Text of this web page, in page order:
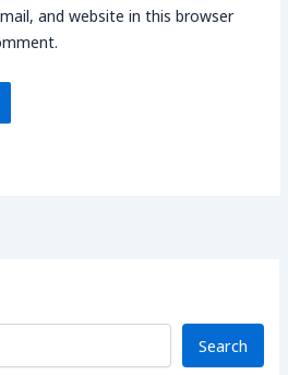
and website in this browser
Search